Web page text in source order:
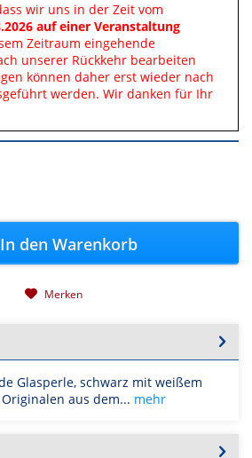
wir uns in der Zeit vom
auf einer Veranstaltung
Zeitraum eingehende
unserer Rückkehr bearbeiten
können daher erst wieder nach
werden. Wir danken für Ihr
In den Warenkorb
Merken
Glasperle, schwarz mit weißem
aus dem... mehr